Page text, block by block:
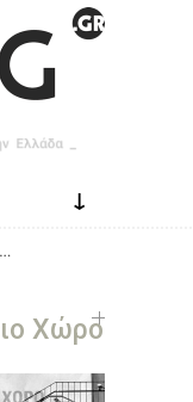
↓
Χώρο